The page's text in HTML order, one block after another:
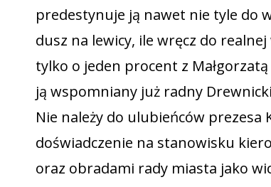
predestynuje ją nawet nie tyle do
dusz na lewicy, ile wręcz do
tylko o jeden procent z
ją wspomniany już radny
Nie należy do ulubieńców prezesa
doświadczenie na stanowisku
oraz obradami rady miasta jako